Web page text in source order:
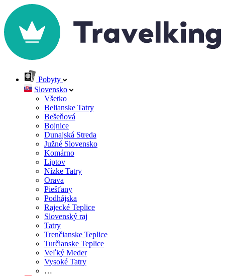
Pobyty
Slovensko
Všetko
Belianske Tatry
Bešeňová
Bojnice
Dunajská Streda
Južné Slovensko
Komárno
Liptov
Nízke Tatry
Orava
Piešťany
Podhájska
Rajecké Teplice
Slovenský raj
Tatry
Trenčianske Teplice
Turčianske Teplice
Veľký Meder
Vysoké Tatry
…